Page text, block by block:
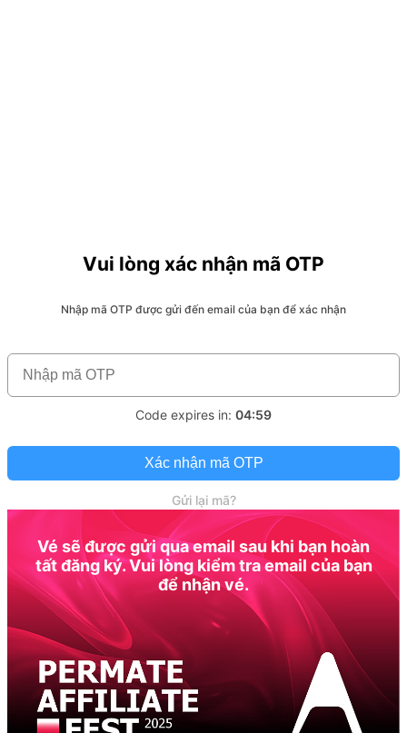
Vui lòng xác nhận mã OTP
Nhập mã OTP được gửi đến email của bạn để xác nhận
Code expires in: 04:59
Xác nhận mã OTP
Gửi lại mã?
Vé sẽ được gửi qua email sau khi bạn hoàn
tất đăng ký. Vui lòng kiểm tra email của bạn
để nhận vé.